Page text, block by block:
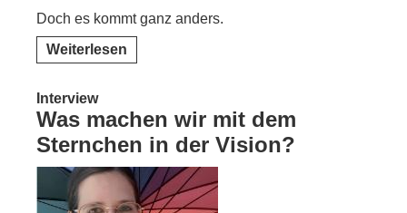
Doch es kommt ganz anders.
Weiterlesen
Interview
Was machen wir mit dem
Sternchen in der Vision?